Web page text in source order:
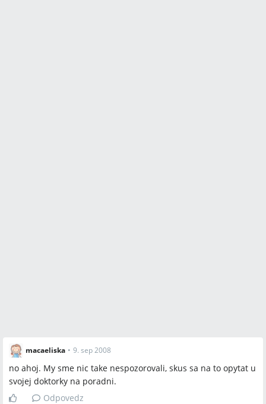
macaeliska • 9. sep 2008
no ahoj. My sme nic take nespozorovali, skus sa na to opytat u
svojej doktorky na poradni.
Odpovedz